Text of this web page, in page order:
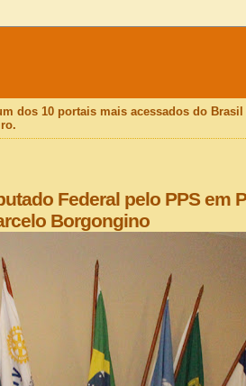
dos 10 portais mais acessados do
Federal pelo PPS em
Borgongino